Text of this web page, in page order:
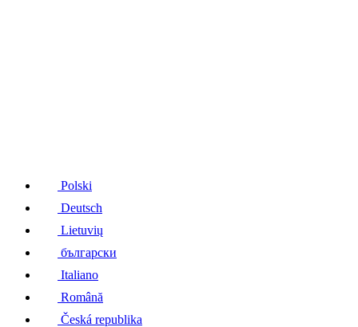
Polski
Deutsch
Lietuvių
български
Italiano
Română
Česká republika